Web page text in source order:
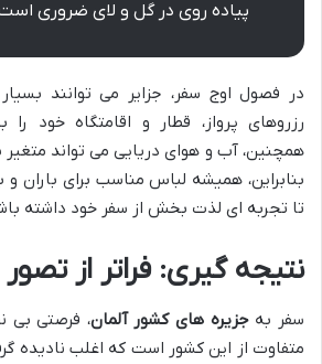
پیاده روی در گل و لای ضروری
در فصول اوج سفر، جزایر می توانند بسیار
رزروهای پرواز، قطار و اقامتگاه خود
همچنین، آب و هوای دریایی می تواند متغیر
بنابراین، همیشه لباس مناسب برای باران و
تا تجربه ای لذت بخش از سفر خود داشته
نتیجه گیری: فراتر از تصور
سفر بهجزیره های کشور آلمان، فرصتی بی
متفاوت از این کشور است که اغلب نادیده